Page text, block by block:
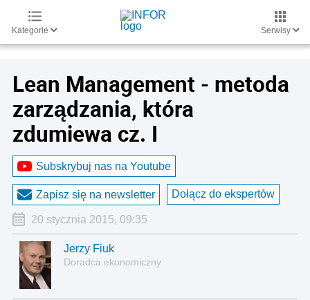
Kategorie Serwisy
Lean Management - metoda
zarządzania, która
zdumiewa cz. I
Subskrybuj nas na Youtube
Zapisz się na newsletter Dołącz do ekspertów
20 stycznia 2015, 09:35
Jerzy Fiuk
Doradca ekonomiczny